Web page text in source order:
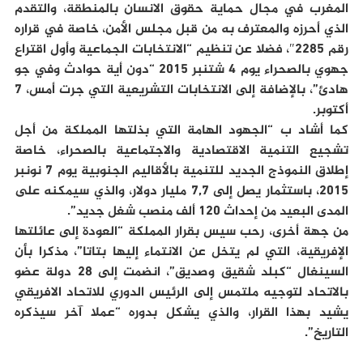
المغرب في مجال حماية حقوق الانسان بالمنطقة، والتقدم
الذي أحرزه والمعترف به من قبل مجلس الأمن، خاصة في قراره
رقم 2285″، فضلا عن تنظيم “الانتخابات الجماعية وأول اقتراع
جهوي بالصحراء يوم 4 شتنبر 2015 “دون أية حوادث وفي جو
هادئ”، بالإضافة إلى الانتخابات التشريعية التي جرت أمس، 7
أكتوبر.
كما أشاد ب “الجهود الهامة التي بذلتها المملكة من أجل
تشجيع التنمية الاقتصادية والاجتماعية بالصحراء، خاصة
إطلاق النموذج الجديد للتنمية بالأقاليم الجنوبية يوم 7 نونبر
2015، باستثمار يصل إلى 7,7 مليار دولار، والذي سيمكنه على
المدى البعيد من إحداث 120 ألف منصب شغل جديد”.
من جهة أخرى، رحب سيس بقرار المملكة “العودة إلى عائلتها
الإفريقية، التي لم يتخل عن الانتماء إليها بتاتا”، مذكرا بأن
السينغال “كبلد شقيق وصديق”، انضمت إلى 28 دولة عضو
بالاتحاد لتوجيه ملتمس إلى الرئيس الدوري للاتحاد الافريقي
يشيد بهذا القرار، والذي يشكل بدوره “عملا آخر سيذكره
التاريخ”.